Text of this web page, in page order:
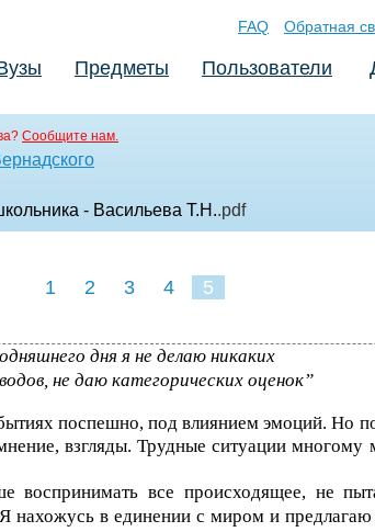
FAQ Обратная
Предметы Пользователи
Сообщите нам.
- Васильева Т.Н..pdf
1 2 3 4 5
дня я не делаю никаких
не даю категорических оценок”
поспешно, под влиянием эмоций. Но
взгляды. Трудные ситуации многому
воспринимать все происходящее, не
нахожусь в единении с миром и